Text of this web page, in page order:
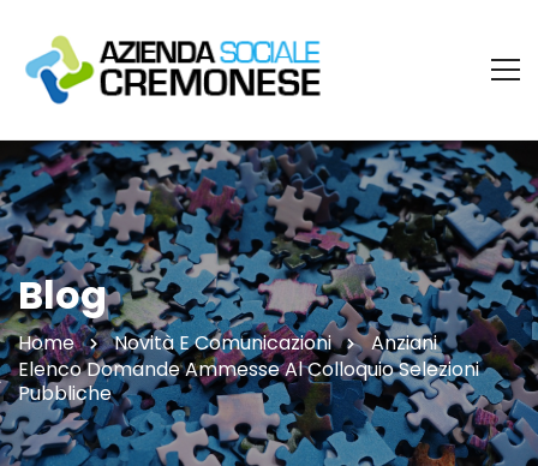
Blog
Home Novità E Comunicazioni
Anziani
Elenco Domande Ammesse Al Colloquio Selezioni
Pubbliche